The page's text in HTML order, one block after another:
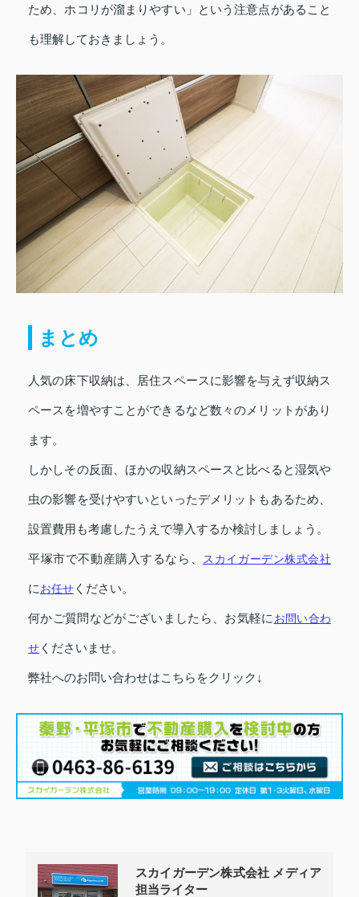
ため、ホコリが溜まりやすい」という注意点があること
も理解しておきましょう。
まとめ
人気の床下収納は、居住スペースに影響を与えず収納ス
ペースを増やすことができるなど数々のメリットがあり
ます。
しかしその反面、ほかの収納スペースと比べると湿気や
虫の影響を受けやすいといったデメリットもあるため、
設置費用も考慮したうえで導入するか検討しましょう。
平塚市で不動産購入するなら、 スカイガーデン株式会社
にお任せ ください。
何かご質問などがございましたら、お気軽に お問い合わ
せ くださいませ。
弊社へのお問い合わせはこちらをクリック↓
スカイガーデン株式会社 メディア
担当ライター